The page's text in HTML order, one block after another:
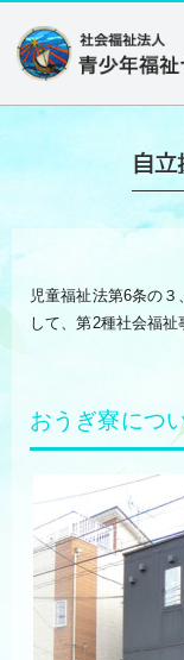
自
児童福祉法第6条の
して、第2種社会福祉
おうぎ寮につ